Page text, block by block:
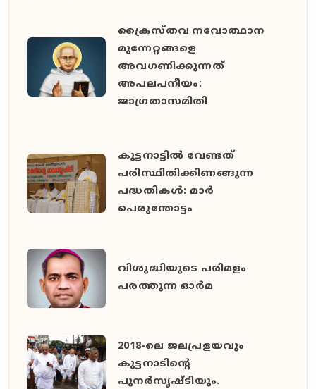
ക്രൈസ്തവ നവോത്ഥാന
മുന്നേറ്റങ്ങളെ
അവഗണിക്കുന്നത്
അപലപനീയം:
ജാഗ്രതാസമിതി
കുട്ടനാട്ടില്‍ വേണ്ടത്
പരിസ്ഥിതിക്കിണങ്ങുന്ന
പദ്ധതികള്‍: മാര്‍
പെരുന്തോട്ടം
വിശുദ്ധിയുടെ പരിമളം
പരത്തുന്ന ഓർമ
2018-ലെ ജലപ്രളയവും
കുട്ടനാടിന്റെ
പുനര്‍സൃഷ്ടിയും.